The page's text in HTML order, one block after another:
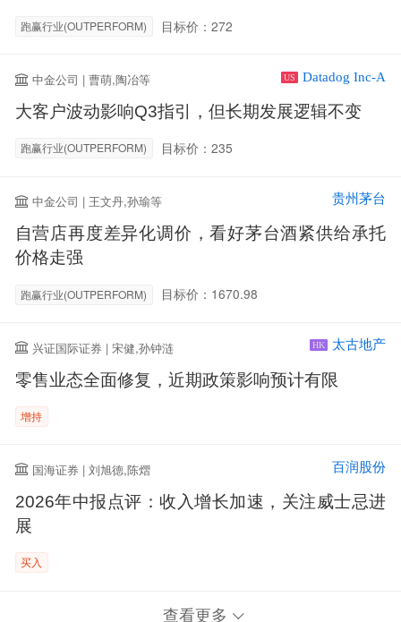
跑赢行业(OUTPERFORM) 目标价：272
中金公司 | 曹萌,陶冶等 US Datadog Inc-A
大客户波动影响Q3指引，但长期发展逻辑不变
跑赢行业(OUTPERFORM) 目标价：235
中金公司 | 王文丹,孙瑜等 贵州茅台
自营店再度差异化调价，看好茅台酒紧供给承托
价格走强
跑赢行业(OUTPERFORM) 目标价：1670.98
兴证国际证券 | 宋健,孙钟涟 HK 太古地产
零售业态全面修复，近期政策影响预计有限
增持
国海证券 | 刘旭德,陈熠 百润股份
2026年中报点评：收入增长加速，关注威士忌进
展
买入
查看更多